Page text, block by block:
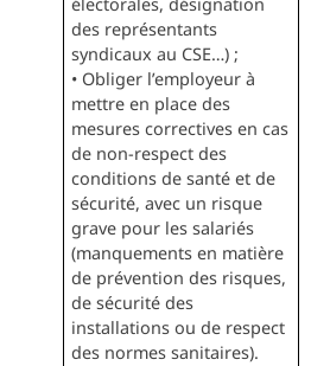
des représentants
syndicaux au CSE…) ;
• Obliger l’employeur à
mettre en place des
mesures correctives en cas
de non-respect des
conditions de santé et de
sécurité, avec un risque
grave pour les salariés
(manquements en matière
de prévention des risques,
de sécurité des
installations ou de respect
des normes sanitaires).